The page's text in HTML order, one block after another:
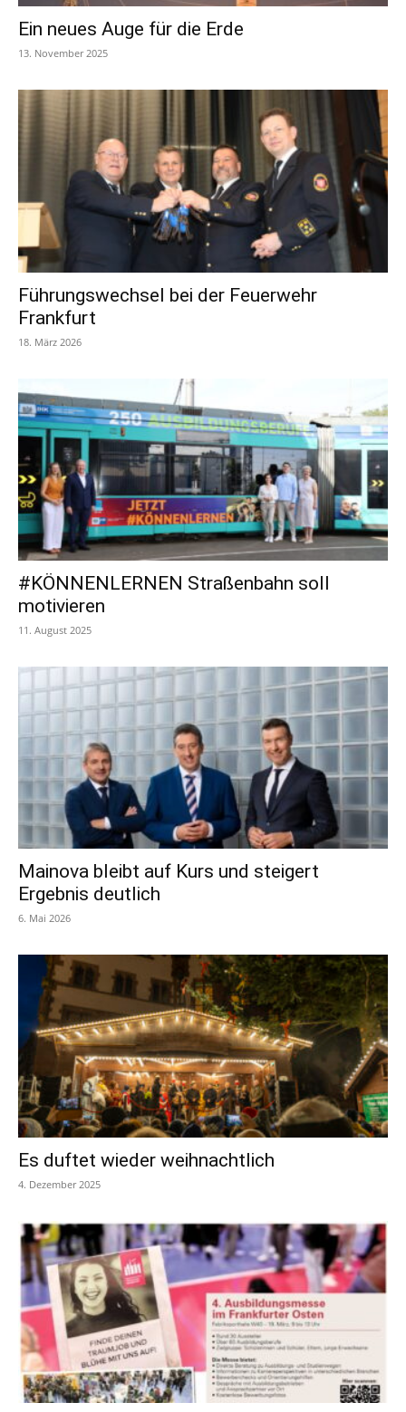
Ein neues Auge für die Erde
13. November 2025
Führungswechsel bei der Feuerwehr
Frankfurt
18. März 2026
#KÖNNENLERNEN Straßenbahn soll
motivieren
11. August 2025
Mainova bleibt auf Kurs und steigert
Ergebnis deutlich
6. Mai 2026
Es duftet wieder weihnachtlich
4. Dezember 2025